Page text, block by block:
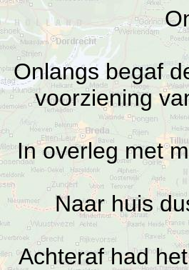
Onlangs begaf
voorziening
In overleg met
Naar huis
Achteraf had